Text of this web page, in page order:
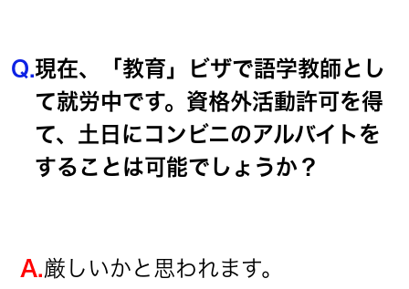
Q.現在、「教育」ビザで語学教師とし
て就労中です。資格外活動許可を得
て、土日にコンビニのアルバイトを
することは可能でしょうか？
A.厳しいかと思われます。